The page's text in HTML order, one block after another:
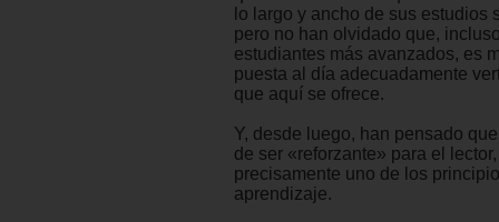
lo largo y ancho de sus estudios
pero no han olvidado que,
estudiantes más avanzados, es
puesta al día adecuadamente
que aquí se ofrece.
Y, desde luego, han pensado
de ser «reforzante» para el
precisamente uno de los
aprendizaje.